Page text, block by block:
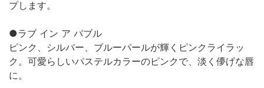
プします。
●ラブ イン ア バブル
ピンク、シルバー、ブルーパールが輝くピンクライラッ
ク。可愛らしいパステルカラーのピンクで、淡く儚げな唇
に。